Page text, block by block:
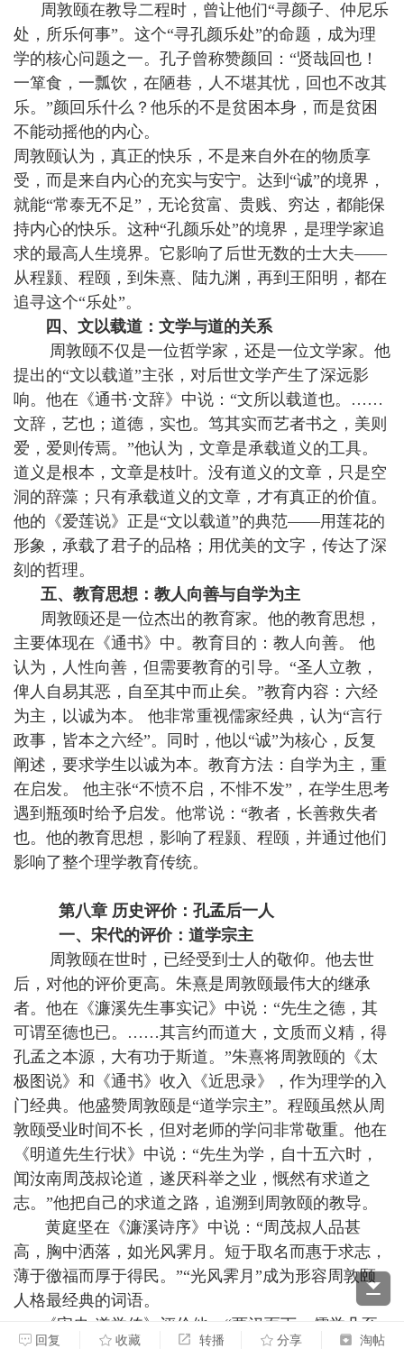
周敦颐在教导二程时，曾让他们“寻颜子、仲尼乐
处，所乐何事”。这个“寻孔颜乐处”的命题，成为理
学的核心问题之一。孔子曾称赞颜回：“贤哉回也！
一箪食，一瓢饮，在陋巷，人不堪其忧，回也不改其
乐。”颜回乐什么？他乐的不是贫困本身，而是贫困
不能动摇他的内心。
周敦颐认为，真正的快乐，不是来自外在的物质享
受，而是来自内心的充实与安宁。达到“诚”的境界，
就能“常泰无不足”，无论贫富、贵贱、穷达，都能保
持内心的快乐。这种“孔颜乐处”的境界，是理学家追
求的最高人生境界。它影响了后世无数的士大夫——
从程颢、程颐，到朱熹、陆九渊，再到王阳明，都在
追寻这个“乐处”。
四、文以载道：文学与道的关系
周敦颐不仅是一位哲学家，还是一位文学家。他
提出的“文以载道”主张，对后世文学产生了深远影
响。他在《通书·文辞》中说：“文所以载道也。……
文辞，艺也；道德，实也。笃其实而艺者书之，美则
爱，爱则传焉。”他认为，文章是承载道义的工具。
道义是根本，文章是枝叶。没有道义的文章，只是空
洞的辞藻；只有承载道义的文章，才有真正的价值。
他的《爱莲说》正是“文以载道”的典范——用莲花的
形象，承载了君子的品格；用优美的文字，传达了深
刻的哲理。
五、教育思想：教人向善与自学为主
周敦颐还是一位杰出的教育家。他的教育思想，
主要体现在《通书》中。教育目的：教人向善。 他
认为，人性向善，但需要教育的引导。“圣人立教，
俾人自易其恶，自至其中而止矣。”教育内容：六经
为主，以诚为本。 他非常重视儒家经典，认为“言行
政事，皆本之六经”。同时，他以“诚”为核心，反复
阐述，要求学生以诚为本。教育方法：自学为主，重
在启发。 他主张“不愤不启，不悱不发”，在学生思考
遇到瓶颈时给予启发。他常说：“教者，长善救失者
也。他的教育思想，影响了程颢、程颐，并通过他们
影响了整个理学教育传统。
第八章 历史评价：孔孟后一人
一、宋代的评价：道学宗主
周敦颐在世时，已经受到士人的敬仰。他去世
后，对他的评价更高。朱熹是周敦颐最伟大的继承
者。他在《濂溪先生事实记》中说：“先生之德，其
可谓至德也已。……其言约而道大，文质而义精，得
孔孟之本源，大有功于斯道。”朱熹将周敦颐的《太
极图说》和《通书》收入《近思录》，作为理学的入
门经典。他盛赞周敦颐是“道学宗主”。程颐虽然从周
敦颐受业时间不长，但对老师的学问非常敬重。他在
《明道先生行状》中说：“先生为学，自十五六时，
闻汝南周茂叔论道，遂厌科举之业，慨然有求道之
志。”他把自己的求道之路，追溯到周敦颐的教导。
黄庭坚在《濂溪诗序》中说：“周茂叔人品甚
高，胸中洒落，如光风霁月。短于取名而惠于求志，
薄于徼福而厚于得民。”“光风霁月”成为形容周敦颐
人格最经典的词语。
《宋史·道学传》评价他：“两汉而下，儒学几至
大坏。千有馀载，至宋中叶，周敦颐出于舂陵，乃得
回复 收藏 转播 分享 淘帖